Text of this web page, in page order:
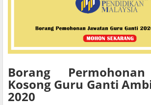
Borang
Kosong Guru Ganti
2020